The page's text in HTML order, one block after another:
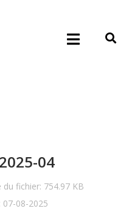
04
du fichier: 754.97 KB
07-08-2025